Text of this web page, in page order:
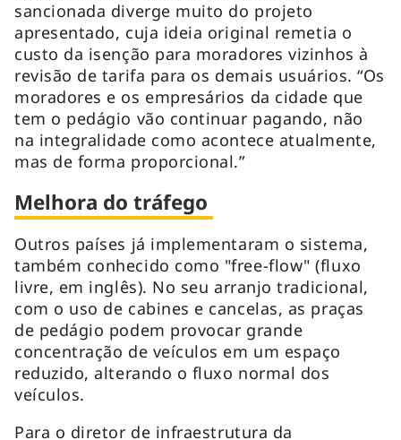
sancionada diverge muito do projeto
apresentado, cuja ideia original remetia o
custo da isenção para moradores vizinhos à
revisão de tarifa para os demais usuários. “Os
moradores e os empresários da cidade que
tem o pedágio vão continuar pagando, não
na integralidade como acontece atualmente,
mas de forma proporcional.”
Melhora do tráfego
Outros países já implementaram o sistema,
também conhecido como "free-flow" (fluxo
livre, em inglês). No seu arranjo tradicional,
com o uso de cabines e cancelas, as praças
de pedágio podem provocar grande
concentração de veículos em um espaço
reduzido, alterando o fluxo normal dos
veículos.
Para o diretor de infraestrutura da